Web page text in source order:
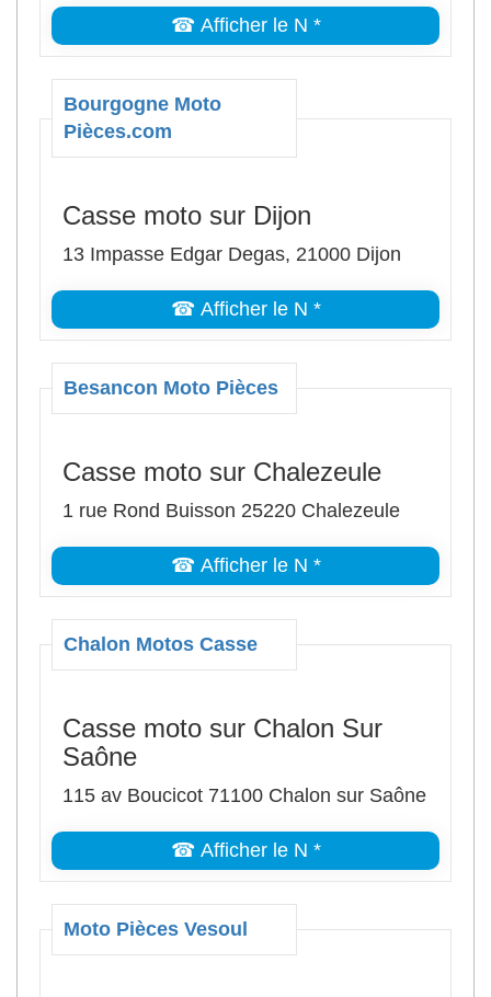
☎ Afficher le N *
Bourgogne Moto
Pièces.com
Casse moto sur Dijon
13 Impasse Edgar Degas, 21000 Dijon
☎ Afficher le N *
Besancon Moto Pièces
Casse moto sur Chalezeule
1 rue Rond Buisson 25220 Chalezeule
☎ Afficher le N *
Chalon Motos Casse
Casse moto sur Chalon Sur
Saône
115 av Boucicot 71100 Chalon sur Saône
☎ Afficher le N *
Moto Pièces Vesoul